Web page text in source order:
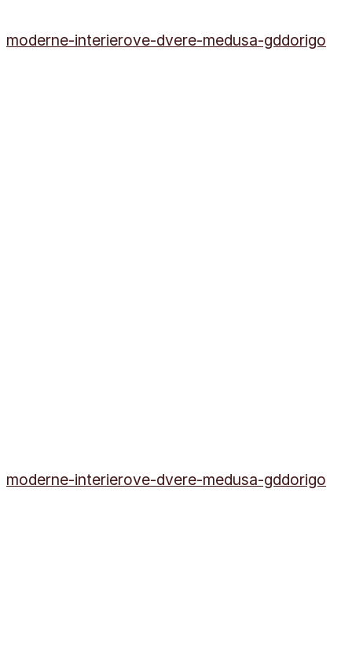
moderne-interierove-dvere-medusa-gddorigo
moderne-interierove-dvere-medusa-gddorigo